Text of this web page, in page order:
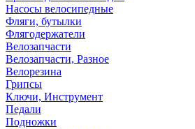
Насосы велосипедные
Фляги, бутылки
Флягодержатели
Велозапчасти
Велозапчасти, Разное
Велорезина
Грипсы
Ключи, Инструмент
Педали
Подножки